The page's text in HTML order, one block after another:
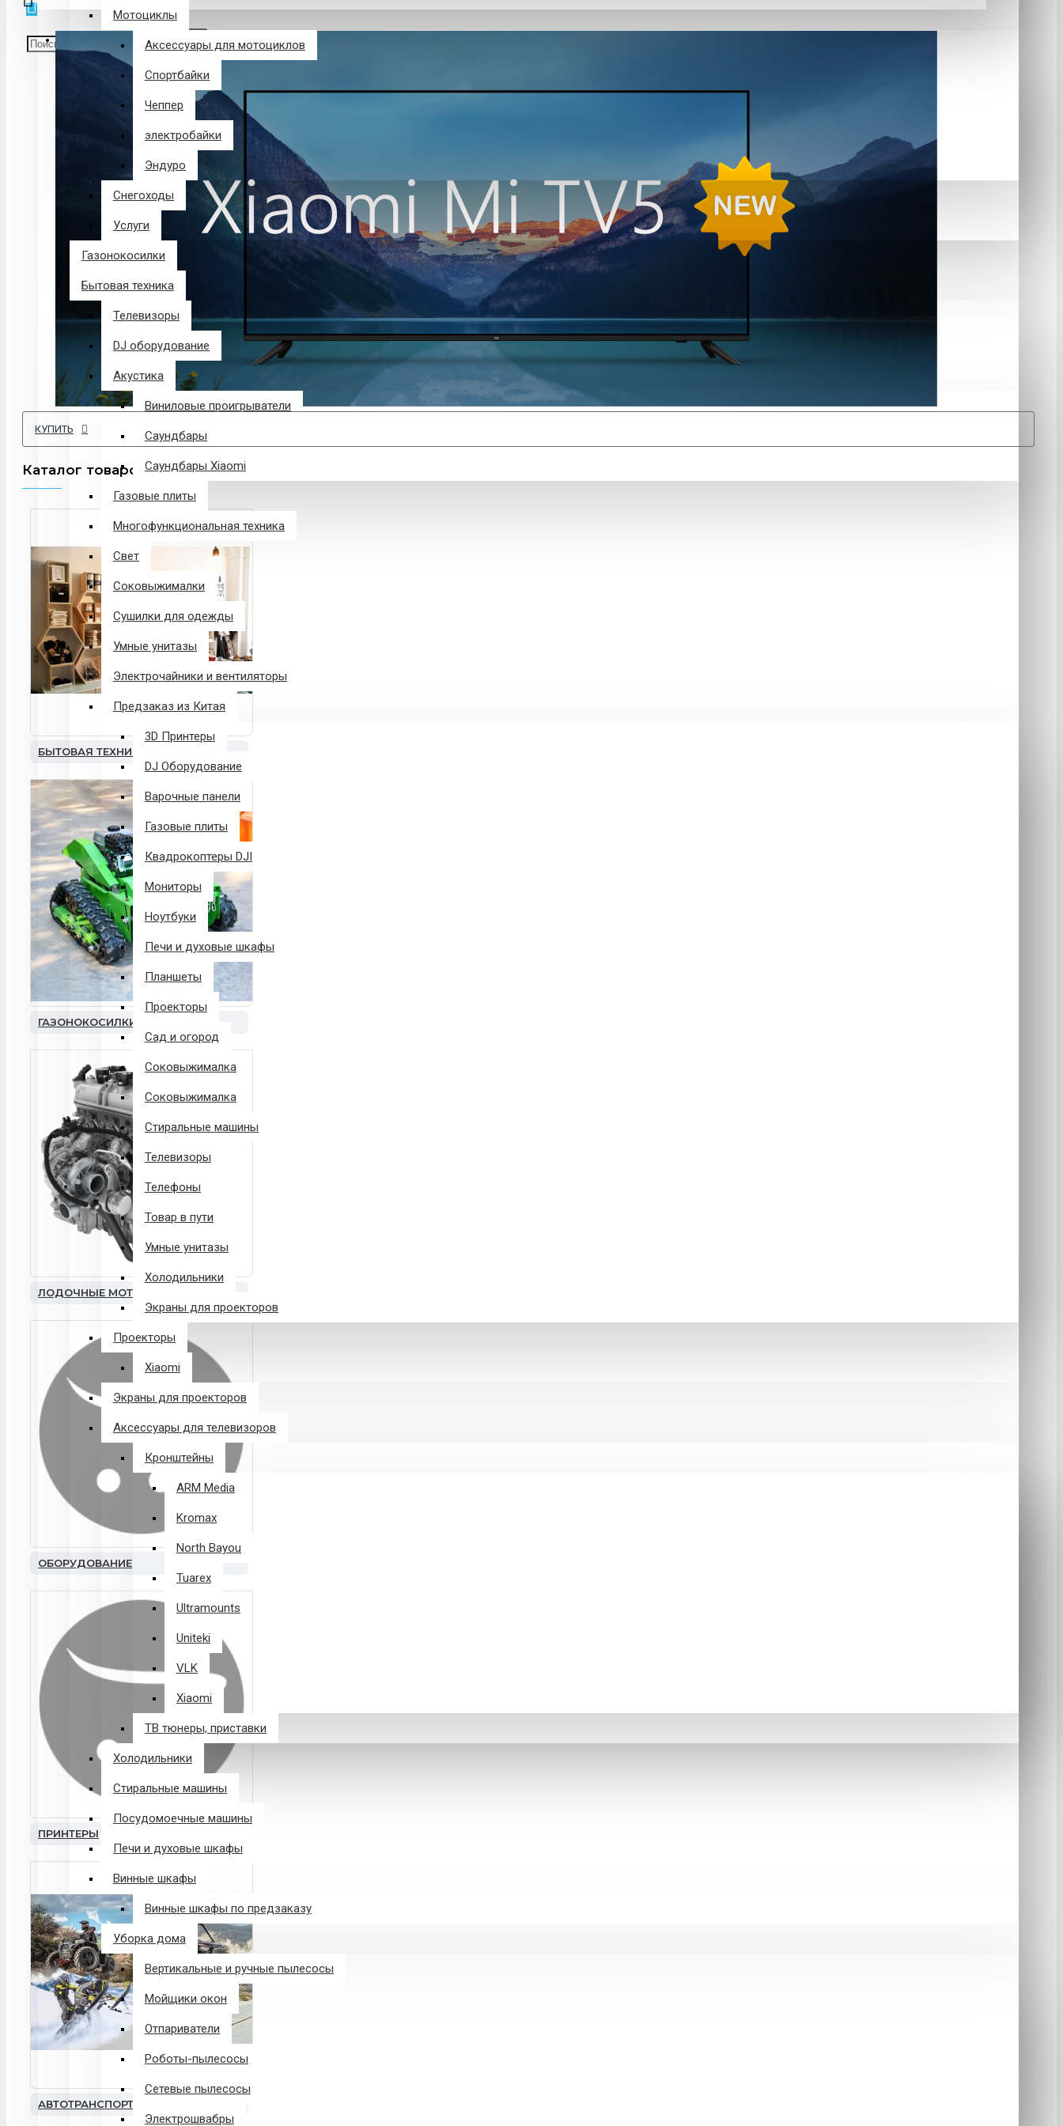
Мотоциклы
Аксессуары для мотоциклов
Спортбайки
Чеппер
электробайки
Эндуро
Снегоходы
Услуги
Газонокосилки
Бытовая техника
Телевизоры
DJ оборудование
Акустика
Виниловые проигрыватели
Саундбары
Саундбары Xiaomi
Газовые плиты
Многофункциональная техника
Свет
Соковыжималки
Сушилки для одежды
Умные унитазы
Электрочайники и вентиляторы
Предзаказ из Китая
3D Принтеры
DJ Оборудование
Варочные панели
Газовые плиты
Квадрокоптеры DJI
Мониторы
Ноутбуки
Печи и духовые шкафы
Планшеты
Проекторы
Сад и огород
Соковыжималка
Соковыжималка
Стиральные машины
Телевизоры
Телефоны
Товар в пути
Умные унитазы
Холодильники
Экраны для проекторов
Проекторы
Xiaomi
Экраны для проекторов
Аксессуары для телевизоров
Кронштейны
ARM Media
Kromax
North Bayou
Tuarex
Ultramounts
Uniteki
VLK
Xiaomi
ТВ тюнеры, приставки
Холодильники
Стиральные машины
Посудомоечные машины
Печи и духовые шкафы
Винные шкафы
Винные шкафы по предзаказу
Уборка дома
Вертикальные и ручные пылесосы
Мойщики окон
Отпариватели
Роботы-пылесосы
Сетевые пылесосы
Электрошвабры
КУПИТЬ
Каталог товаров
БЫТОВАЯ ТЕХНИКА
ГАЗОНОКОСИЛКИ
ЛОДОЧНЫЕ МОТОРЫ
ОБОРУДОВАНИЕ
ПРИНТЕРЫ
АВТОТРАНСПОРТ